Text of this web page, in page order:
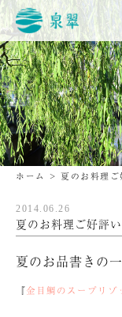
ホーム > 夏のお料理
2014.06.26
夏のお料理ご好評
夏のお品書きの一
『金目鯛のスープリゾ